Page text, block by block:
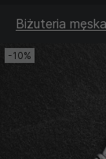
Biżuteria męska
-10%